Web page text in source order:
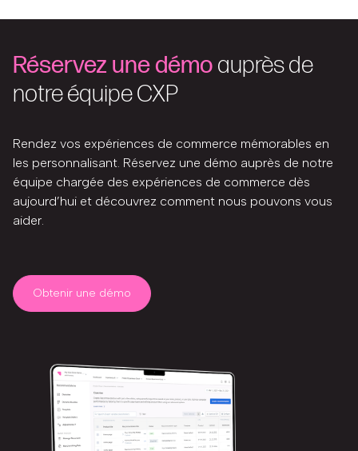
Réservez une démoauprès de
notre équipe CXP
Rendez vos expériences de commerce mémorables en
les personnalisant. Réservez une démo auprès de notre
équipe chargée des expériences de commerce dès
aujourd’hui et découvrez comment nous pouvons vous
aider.
Obtenir une démo